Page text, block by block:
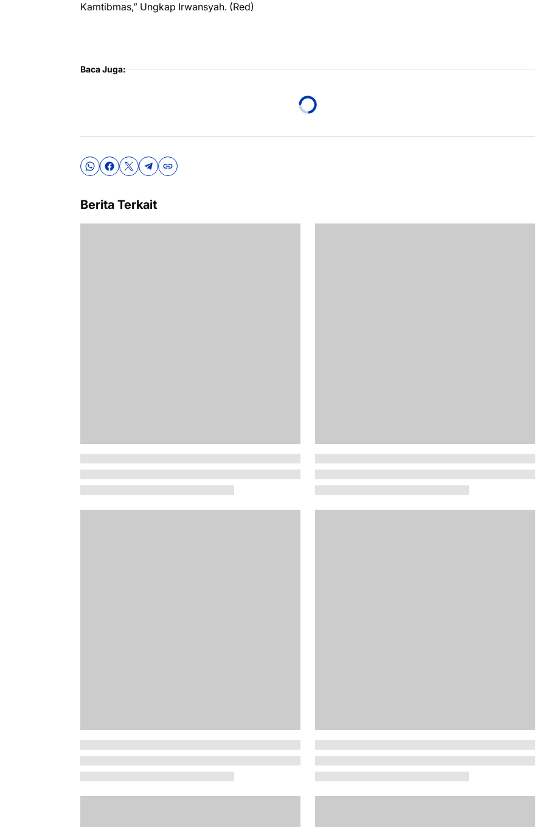
Kamtibmas,” Ungkap Irwansyah. (Red)
Baca Juga:
Berita Terkait